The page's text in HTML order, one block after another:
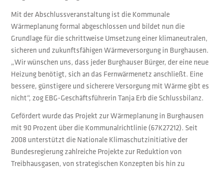
Mit der Abschlussveranstaltung ist die Kommunale
Wärmeplanung formal abgeschlossen und bildet nun die
Grundlage für die schrittweise Umsetzung einer klimaneutralen,
sicheren und zukunftsfähigen Wärmeversorgung in Burghausen.
„Wir wünschen uns, dass jeder Burghauser Bürger, der eine neue
Heizung benötigt, sich an das Fernwärmenetz anschließt. Eine
bessere, günstigere und sicherere Versorgung mit Wärme gibt es
nicht“, zog EBG-Geschäftsführerin Tanja Erb die Schlussbilanz.
Gefördert wurde das Projekt zur Wärmeplanung in Burghausen
mit 90 Prozent über die Kommunalrichtlinie (67K27212). Seit
2008 unterstützt die Nationale Klimaschutzinitiative der
Bundesregierung zahlreiche Projekte zur Reduktion von
Treibhausgasen, von strategischen Konzepten bis hin zu